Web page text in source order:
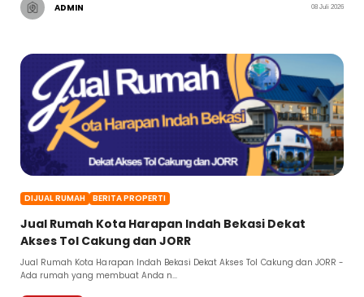
ADMIN 08 Juli 2026
DIJUAL RUMAH BERITA PROPERTI
Jual Rumah Kota Harapan Indah Bekasi Dekat
Akses Tol Cakung dan JORR
Jual Rumah Kota Harapan Indah Bekasi Dekat Akses Tol Cakung dan JORR -
Ada rumah yang membuat Anda n...